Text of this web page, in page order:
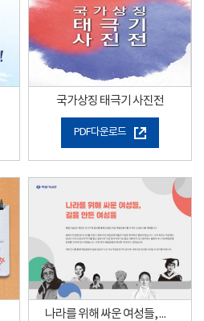
국가상징 태극기 사진전
PDF다운로드
나라를 위해 싸운 여성들, 길을 만든 여성들